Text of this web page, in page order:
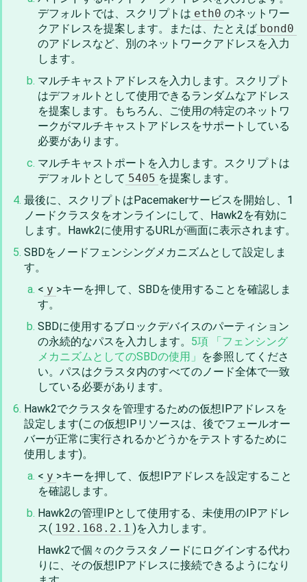
デフォルトでは、スクリプトは eth0 のネットワー
クアドレスを提案します。または、たとえば bond0
のアドレスなど、別のネットワークアドレスを入力
します。
マルチキャストアドレスを入力します。スクリプト
はデフォルトとして使用できるランダムなアドレス
を提案します。もちろん、ご使用の特定のネットワ
ークがマルチキャストアドレスをサポートしている
必要があります。
マルチキャストポートを入力します。スクリプトは
デフォルトとして 5405 を提案します。
最後に、スクリプトはPacemakerサービスを開始し、1
ノードクラスタをオンラインにして、Hawk2を有効に
します。Hawk2に使用するURLが画面に表示されます。
SBDをノードフェンシングメカニズムとして設定しま
す。
< y >キーを押して、SBDを使用することを確認しま
す。
SBDに使用するブロックデバイスのパーティション
の永続的なパスを入力します。 5項 「フェンシング
メカニズムとしてのSBDの使用」 を参照してくださ
い。パスはクラスタ内のすべてのノード全体で一致
している必要があります。
Hawk2でクラスタを管理するための仮想IPアドレスを
設定します(この仮想IPリソースは、後でフェールオー
バーが正常に実行されるかどうかをテストするために
使用します)。
< y >キーを押して、仮想IPアドレスを設定すること
を確認します。
Hawk2の管理IPとして使用する、未使用のIPアドレ
ス( 192.168.2.1 )を入力します。
Hawk2で個々のクラスタノードにログインする代わ
りに、その仮想IPアドレスに接続できるようになり